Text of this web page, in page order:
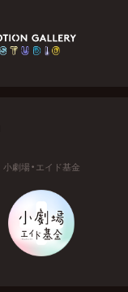
小劇場・エイド基金